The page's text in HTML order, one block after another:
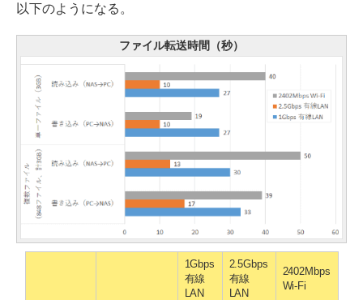
以下のようになる。
ファイル転送時間（秒）
1Gbps
有線
LAN
2.5Gbps
有線
LAN
2402Mbps
Wi-Fi